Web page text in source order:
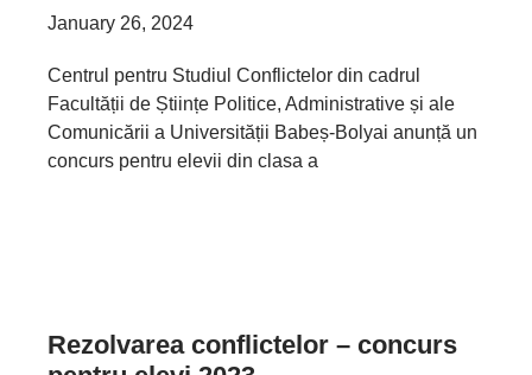
January 26, 2024
Centrul pentru Studiul Conflictelor din cadrul
Facultății de Științe Politice, Administrative și ale
Comunicării a Universității Babeș-Bolyai anunță un
concurs pentru elevii din clasa a
Rezolvarea conflictelor – concurs